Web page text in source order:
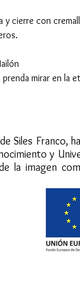
y cierre con
prenda mirar en la
se
Siles Franco,
y
la imagen